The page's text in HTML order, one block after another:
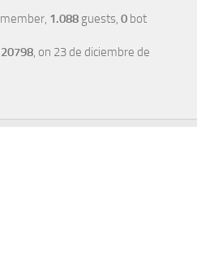
member, 1.088 guests, 0 bot
20798, on 23 de diciembre de